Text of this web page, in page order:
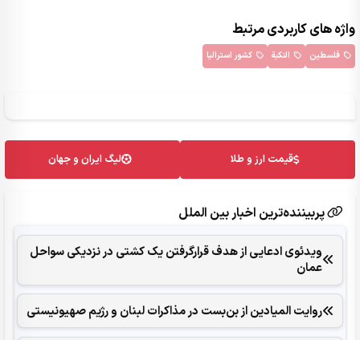
واژه های کاربردی مرتبط
فلسطین النکبة کشور استرالیا
قیمت ارز و طلا لیگ ایران و جهان
پربیننده‌ترین اخبار بین الملل
ویدئوی ادعایی از هدف قرارگرفتن یک کشتی در نزدیکی سواحل
عمان
روایت المیادین از بن‌بست در مذاکرات لبنان و رژیم صهیونیستی